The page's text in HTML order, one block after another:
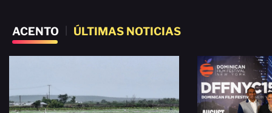
ACENTO ÚLTIMAS NOTICIAS